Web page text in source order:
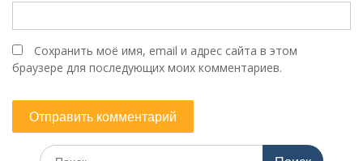
Сохранить моё имя, email и адрес сайта в этом
браузере для последующих моих комментариев.
Поиск